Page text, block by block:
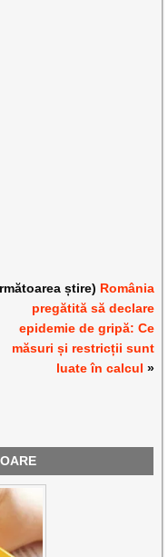
știre) România
pregătită să declare
epidemie de gripă: Ce
măsuri și restricții sunt
luate în calcul »